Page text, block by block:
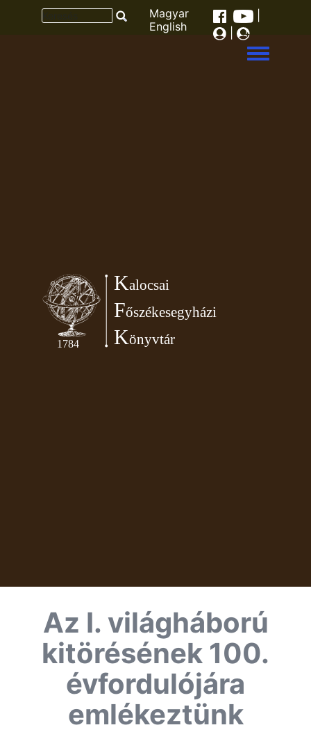
Magyar
English
Toggle
Az I. világháború
kitörésének 100.
évfordulójára
emlékeztünk